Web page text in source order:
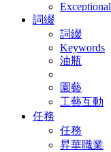
Exceptional
詞綴
詞綴
Keywords
油瓶
園藝
工藝互動
任務
任務
昇華職業